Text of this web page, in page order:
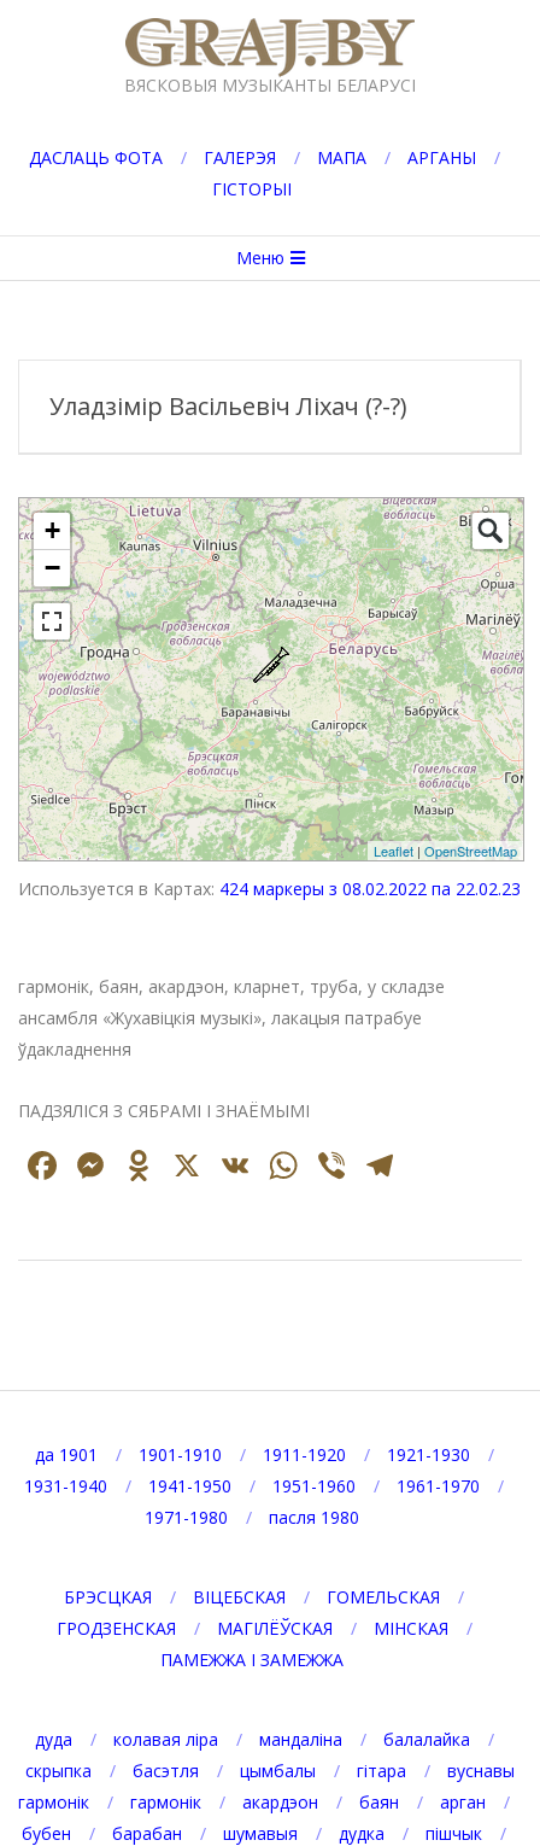
GRAJ.BY
ВЯСКОВЫЯ МУЗЫКАНТЫ БЕЛАРУСІ
ДАСЛАЦЬ ФОТА ГАЛЕРЭЯ МАПА
АРГАНЫ
ГІСТОРЫІ
меню
Меню
Уладзімір Васільевіч Ліхач (?-?)
+
−
Leaflet | OpenStreetMap
Используется в Картах: 424 маркеры з 08.02.2022 па 22.02.23
гармонік, баян, акардэон, кларнет, труба, у складзе
ансамбля «Жухавіцкія музыкі», лакацыя патрабуе
ўдакладнення
ПАДЗЯЛІСЯ З СЯБРАМІ І ЗНАЁМЫМІ
Facebook
Messenger
Odnoklassniki
X VK WhatsApp
Viber
да 1901 1901-1910 1911-1920
1921-1930
1931-1940
1941-1950 1951-1960
1961-1970
1971-1980
пасля 1980
БРЭСЦКАЯ ВІЦЕБСКАЯ
ГОМЕЛЬСКАЯ
ГРОДЗЕНСКАЯ
МАГІЛЁЎСКАЯ
МІНСКАЯ
ПАМЕЖЖА І ЗАМЕЖЖА
дуда колавая ліра мандаліна
балалайка
скрыпка
басэтля цымбалы гітара
вуснавы
гармонік
гармонік акардэон баян
арган
бубен
барабан шумавыя дудка
пішчык